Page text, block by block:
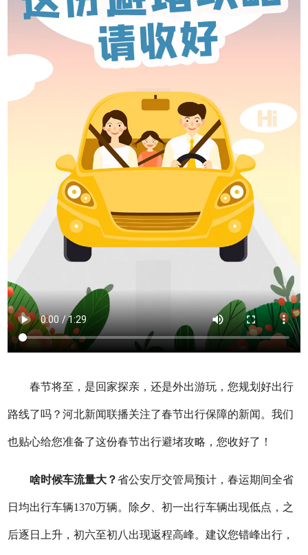
春节将至，是回家探亲，还是外出游玩，您规划好出行
路线了吗？河北新闻联播关注了春节出行保障的新闻。我们
也贴心给您准备了这份春节出行避堵攻略，您收好了！
啥时候车流量大？省公安厅交管局预计，春运期间全省
日均出行车辆1370万辆。除夕、初一出行车辆出现低点，之
后逐日上升，初六至初八出现返程高峰。建议您错峰出行，